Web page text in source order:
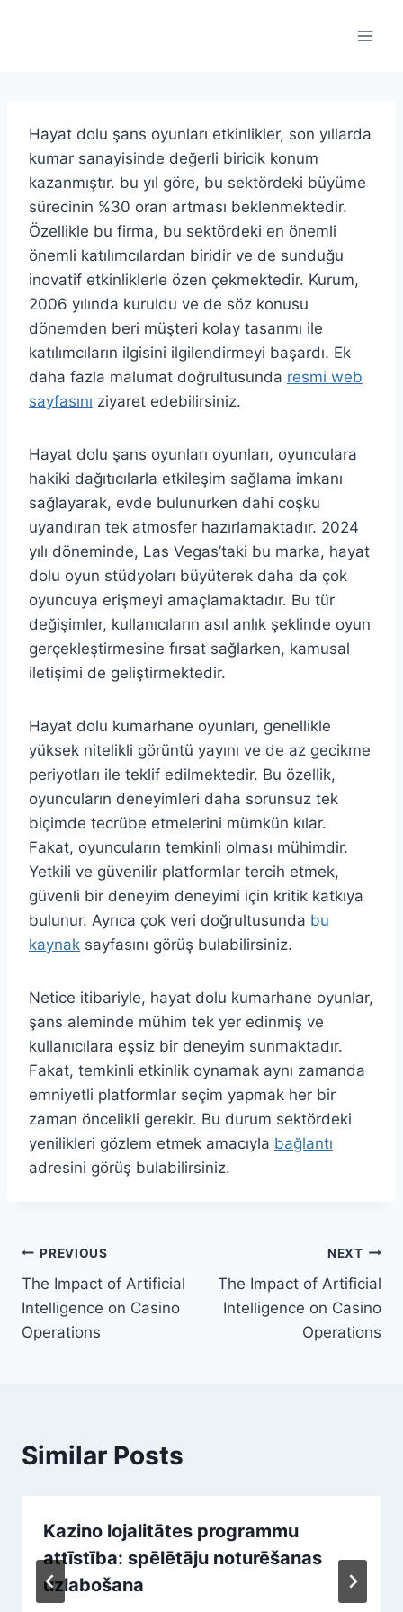
Hayat dolu şans oyunları etkinlikler, son yıllarda
kumar sanayisinde değerli biricik konum
kazanmıştır. bu yıl göre, bu sektördeki büyüme
sürecinin %30 oran artması beklenmektedir.
Özellikle bu firma, bu sektördeki en önemli
önemli katılımcılardan biridir ve de sunduğu
inovatif etkinliklerle özen çekmektedir. Kurum,
2006 yılında kuruldu ve de söz konusu
dönemden beri müşteri kolay tasarımı ile
katılımcıların ilgisini ilgilendirmeyi başardı. Ek
daha fazla malumat doğrultusunda resmi web
sayfasını ziyaret edebilirsiniz.
Hayat dolu şans oyunları oyunları, oyunculara
hakiki dağıtıcılarla etkileşim sağlama imkanı
sağlayarak, evde bulunurken dahi coşku
uyandıran tek atmosfer hazırlamaktadır. 2024
yılı döneminde, Las Vegas’taki bu marka, hayat
dolu oyun stüdyoları büyüterek daha da çok
oyuncuya erişmeyi amaçlamaktadır. Bu tür
değişimler, kullanıcıların asıl anlık şeklinde oyun
gerçekleştirmesine fırsat sağlarken, kamusal
iletişimi de geliştirmektedir.
Hayat dolu kumarhane oyunları, genellikle
yüksek nitelikli görüntü yayını ve de az gecikme
periyotları ile teklif edilmektedir. Bu özellik,
oyuncuların deneyimleri daha sorunsuz tek
biçimde tecrübe etmelerini mümkün kılar.
Fakat, oyuncuların temkinli olması mühimdir.
Yetkili ve güvenilir platformlar tercih etmek,
güvenli bir deneyim deneyimi için kritik katkıya
bulunur. Ayrıca çok veri doğrultusunda bu
kaynak sayfasını görüş bulabilirsiniz.
Netice itibariyle, hayat dolu kumarhane oyunlar,
şans aleminde mühim tek yer edinmiş ve
kullanıcılara eşsiz bir deneyim sunmaktadır.
Fakat, temkinli etkinlik oynamak aynı zamanda
emniyetli platformlar seçim yapmak her bir
zaman öncelikli gerekir. Bu durum sektördeki
yenilikleri gözlem etmek amacıyla bağlantı
adresini görüş bulabilirsiniz.
Post
navigation
PREVIOUS
The Impact of Artificial
Intelligence on Casino
Operations
NEXT
The Impact of Artificial
Intelligence on Casino
Operations
Similar Posts
Kazino lojalitātes programmu
attīstība: spēlētāju noturēšanas
uzlabošana